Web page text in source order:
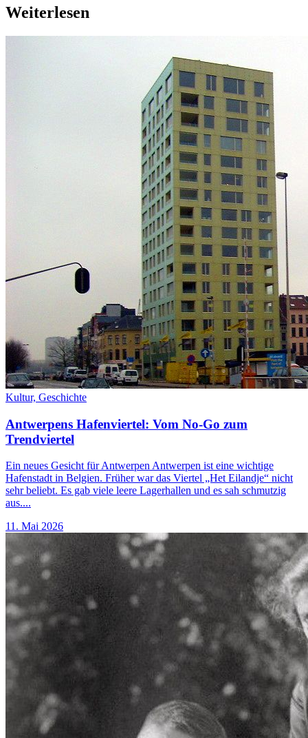
Weiterlesen
Kultur, Geschichte
Antwerpens Hafenviertel: Vom No-Go zum
Trendviertel
Ein neues Gesicht für Antwerpen Antwerpen ist eine wichtige
Hafenstadt in Belgien. Früher war das Viertel „Het Eilandje“ nicht
sehr beliebt. Es gab viele leere Lagerhallen und es sah schmutzig
aus....
11. Mai 2026